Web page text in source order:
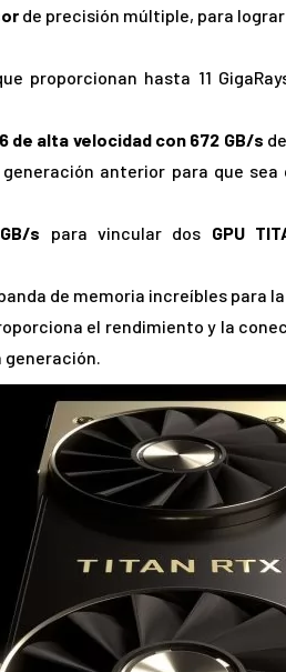
de precisión múltiple, para
proporcionan hasta 11
de alta velocidad con 672 GB/s
generación anterior para que
s para vincular dos GPU
de memoria increíbles para
el rendimiento y la